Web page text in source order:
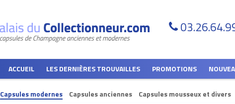
ACCUEIL LES DERNIÈRES TROUVAILLES PROMOTIONS
Capsules modernes Capsules anciennes Capsules mousseux et divers